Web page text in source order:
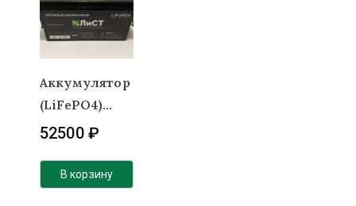
Аккумулятор
(LiFePO4)
ЛиСТ 24В
52500 ₽
В корзину